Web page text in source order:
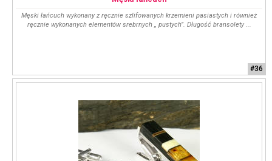
Męski łańcuch wykonany z ręcznie szlifowanych krzemieni pasiastych i również
ręcznie wykonanych elementów srebrnych „ pustych”. Długość bransolety ...
#36